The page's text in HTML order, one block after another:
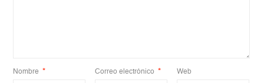
Nombre * Correo electrónico * Web